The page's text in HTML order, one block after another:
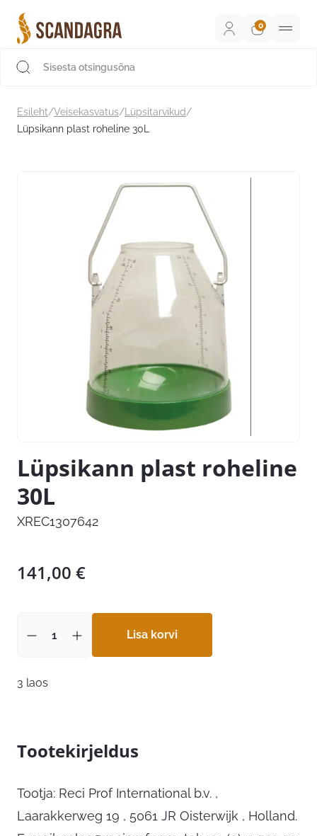
sisu
juurde
Esileht/Veisekasvatus/ Lüpsitarvikud/
Lüpsikann plast roheline 30L
Lüpsikann plast roheline
30L
XREC1307642
141,00 €
Lisa korvi
3 laos
Tootekirjeldus
Tootja: Reci Prof International b.v. ,
Laarakkerweg 19 , 5061 JR Oisterwijk , Holland.